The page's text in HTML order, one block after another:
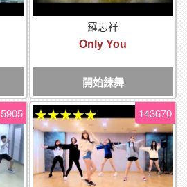
羅志祥
Only You
開始練舞
5905 143670
★★★★★